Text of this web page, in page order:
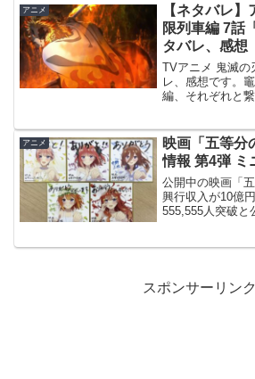
儺が大量殺人を
た虎杖は...
アニメ
【ネタバレ
限列車編 7話
タバレ、感想
TVアニメ 鬼滅の
レ、感想です。
編、それぞれと
放送されます。
です。心...
アニメ
映画「五等分
情報 第4弾 ミ
公開中の映画「
興行収入が10億
555,555人突破と
スポンサーリンク